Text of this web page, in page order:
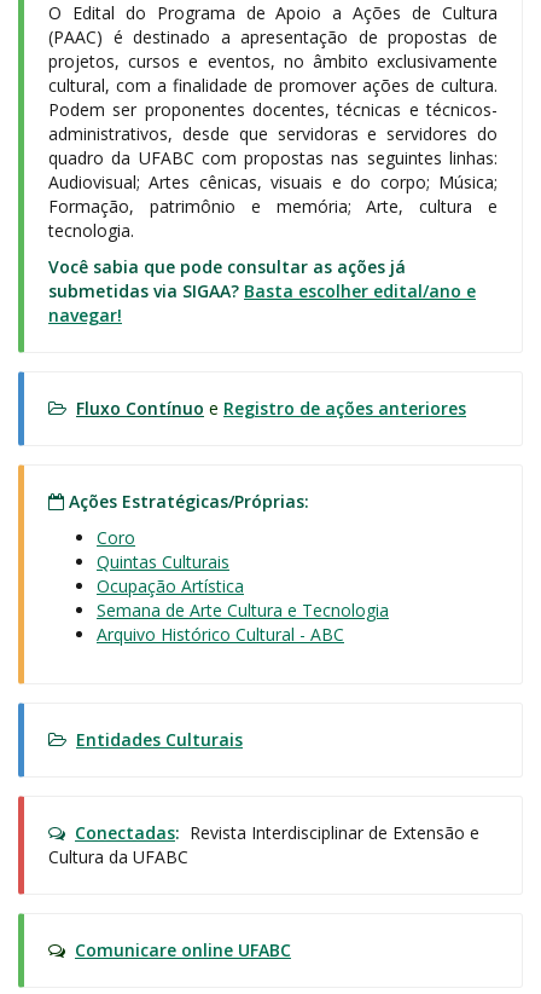
O Edital do Programa de Apoio a Ações de Cultura
(PAAC) é destinado a apresentação de propostas de
projetos, cursos e eventos, no âmbito exclusivamente
cultural, com a finalidade de promover ações de cultura.
Podem ser proponentes docentes, técnicas e técnicos-
administrativos, desde que servidoras e servidores do
quadro da UFABC com propostas nas seguintes linhas:
Audiovisual; Artes cênicas, visuais e do corpo; Música;
Formação, patrimônio e memória; Arte, cultura e
tecnologia.
Você sabia que pode consultar as ações já
submetidas via SIGAA? Basta escolher edital/ano e
navegar!
Fluxo Contínuo e Registro de ações anteriores
Ações Estratégicas/Próprias:
Coro
Quintas Culturais
Ocupação Artística
Semana de Arte Cultura e Tecnologia
Arquivo Histórico Cultural - ABC
Entidades Culturais
Conectadas: Revista Interdisciplinar de Extensão e
Cultura da UFABC
Comunicare online UFABC